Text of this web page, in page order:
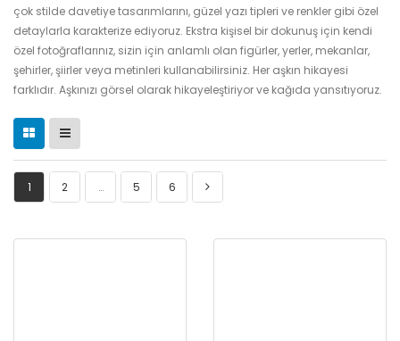
çok stilde davetiye tasarımlarını, güzel yazı tipleri ve renkler gibi özel
detaylarla karakterize ediyoruz. Ekstra kişisel bir dokunuş için kendi
özel fotoğraflarınız, sizin için anlamlı olan figürler, yerler, mekanlar,
şehirler, şiirler veya metinleri kullanabilirsiniz. Her aşkın hikayesi
farklıdır. Aşkınızı görsel olarak hikayeleştiriyor ve kağıda yansıtıyoruz.
1 2 … 5 6